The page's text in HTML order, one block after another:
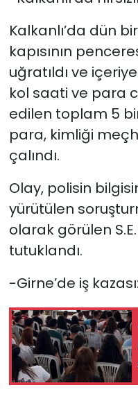
Kalkanlı’da dün
kapısının
uğratıldı ve
kol saati ve para
edilen toplam 5
para, kimliği
çalındı.
Olay, polisin
yürütülen
olarak görülen
tutuklandı.
-Girne’de iş